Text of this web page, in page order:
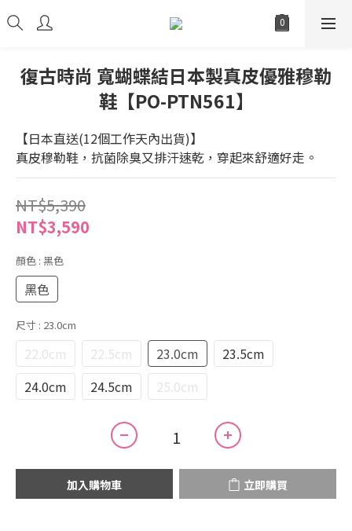
復古時尚 寬蝴蝶結日本製真皮優雅穆勒
鞋【PO-PTN561】
【日本直送(12個工作天內出貨)】
真皮穆勒鞋，抗菌除臭又排汗速乾，穿起來舒適好走。
NT$5,390
NT$3,590
顏色 : 黑色
黑色
尺寸 : 23.0cm
22.0cm 22.5cm 23.0cm
23.5cm
24.0cm
24.5cm 25.0cm
加入購物車 立即購買